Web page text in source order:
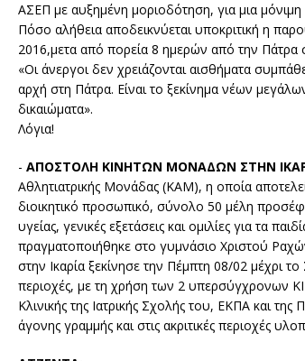
ΑΣΕΠ με αυξημένη μοριοδότηση, για μια
Πόσο αλήθεια αποδεικνύεται υποκριτική η
2016,μετα από πορεία 8 ημερών από την Πάτρα
«Οι άνεργοι δεν χρειάζονται αισθήματα
αρχή στη Πάτρα. Είναι το ξεκίνημα νέων
δικαιώματα».
Λόγια!
- ΑΠΟΣΤΟΛΗ ΚΙΝΗΤΩΝ ΜΟΝΑΔΩΝ ΣΤΗΝ
Αθλητιατρικής Μονάδας (KAM), η οποία
διοικητικό προσωπικό, σύνολο 50 μέλη
υγείας, γενικές εξετάσεις και ομιλίες για τα
πραγματοποιήθηκε στο γυμνάσιο Χριστού
στην Ικαρία ξεκίνησε την Πέμπτη 08/02 μέχρι
περιοχές, με τη χρήση των 2 υπερσύγχρονων
Κλινικής της Ιατρικής Σχολής του, ΕΚΠΑ και
άγονης γραμμής και στις ακριτικές περιοχές